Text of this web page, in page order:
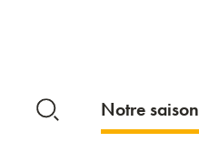
Notre saison